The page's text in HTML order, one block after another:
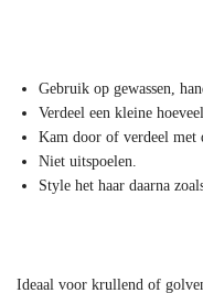
Gebruik op gewassen,
Verdeel een kleine
Kam door of verdeel met
Niet uitspoelen.
Style het haar daarna
Ideaal voor krullend of